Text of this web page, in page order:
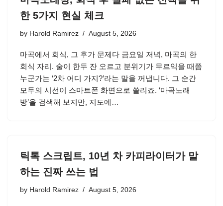
한 5가지 현실 체크
by Harold Ramirez August 5, 2026
마곡에서 회식, 그 후가 문제다 금요일 저녁, 마곡의 한
회식 자리. 술이 한두 잔 오르고 분위기가 무르익을 때쯤
누군가는 ‘2차 어디 가지?’라는 말을 꺼냅니다. 그 순간
모두의 시선이 스마트폰 화면으로 쏠리죠. ‘마곡노래
방’을 검색해 보지만, 지도에…
틱톡 스크립트, 10년 차 카피라이터가 말
하는 진짜 쓰는 법
by Harold Ramirez August 5, 2026